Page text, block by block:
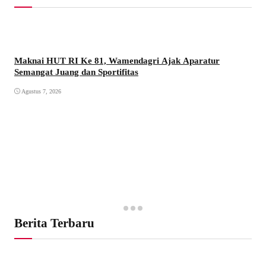
Maknai HUT RI Ke 81, Wamendagri Ajak Aparatur
Semangat Juang dan Sportifitas
Agustus 7, 2026
Berita Terbaru